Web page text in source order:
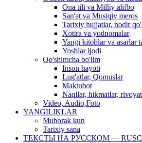
Ona tili va Milliy alifbo
San'at va Musiqiy meros
Tarixiy hujjatlar, nodir
Xotira va yodnomalar
Yangi kitoblar va asarlar
Yoshlar ijodi
Qo'shimcha bo'lim
Inson hayoti
Lug'atlar, Qomuslar
Maktubot
Naqllar, hikmatlar,
Video, Audio,Foto
YANGILIKLAR
Muborak kun
Tarixiy sana
ТЕКСТЫ НА РУССКОМ —